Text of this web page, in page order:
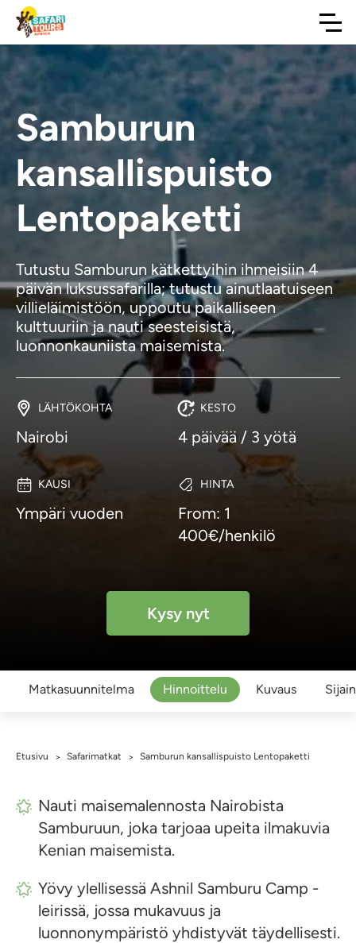
Samburun
kansallispuisto
Lentopaketti
Tutustu Samburun kätkettyihin ihmeisiin 4
päivän luksussafarilla; tutustu ainutlaatuiseen
villieläimistöön, uppoutu paikalliseen
kulttuuriin ja nauti seesteisistä,
luonnonkauniista maisemista.
LÄHTÖKOHTA
Nairobi
KESTO
4 päivää / 3 yötä
KAUSI
Ympäri vuoden
HINTA
From: 1
400€/henkilö
Kysy nyt
Matkasuunnitelma Hinnoittelu Kuvaus
Etusivu > Safarimatkat > Samburun kansallispuisto Lentopaketti
Nauti maisemalennosta Nairobista
Samburuun, joka tarjoaa upeita ilmakuvia
Kenian maisemista.
Yövy ylellisessä Ashnil Samburu Camp -
leirissä, jossa mukavuus ja
luonnonympäristö yhdistyvät täydellisesti.